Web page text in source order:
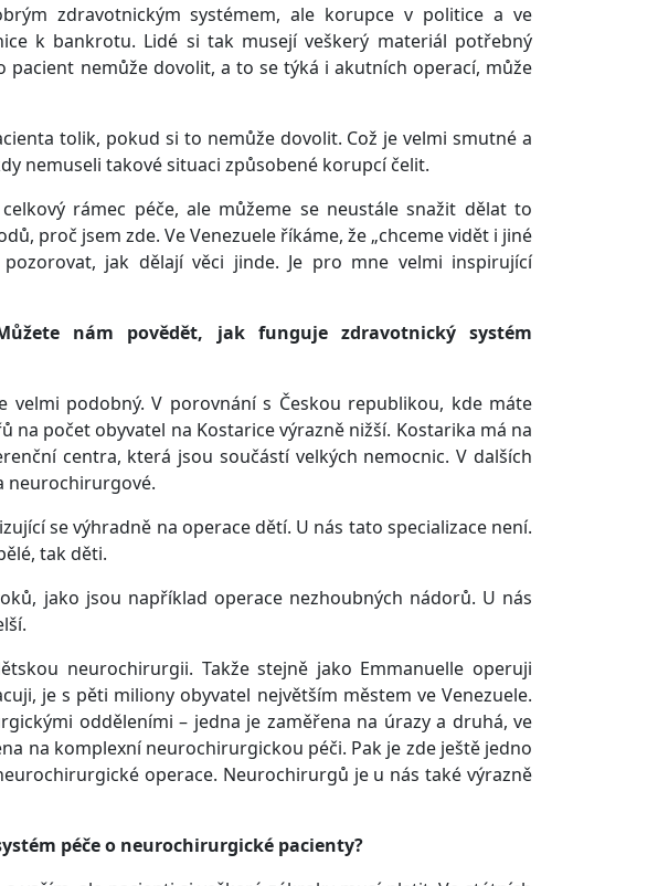
zdravotnickým systémem, ale korupce v politice a ve
k bankrotu. Lidé si tak musejí veškerý materiál potřebný
nemůže dovolit, a to se týká i akutních operací, může
tolik, pokud si to nemůže dovolit. Což je velmi smutné a
nemuseli takové situaci způsobené korupcí čelit.
rámec péče, ale můžeme se neustále snažit dělat to
proč jsem zde. Ve Venezuele říkáme, že „chceme vidět i jiné
jak dělají věci jinde. Je pro mne velmi inspirující
nám povědět, jak funguje zdravotnický systém
velmi podobný. V porovnání s Českou republikou, kde máte
počet obyvatel na Kostarice výrazně nižší. Kostarika má na
centra, která jsou součástí velkých nemocnic. V dalších
neurochirurgové.
se výhradně na operace dětí. U nás tato specializace není.
tak děti.
jako jsou například operace nezhoubných nádorů. U nás
neurochirurgii. Takže stejně jako Emmanuelle operuji
je s pěti miliony obyvatel největším městem ve Venezuele.
odděleními – jedna je zaměřena na úrazy a druhá, ve
na komplexní neurochirurgickou péči. Pak je zde ještě jedno
operace. Neurochirurgů je u nás také výrazně
péče o neurochirurgické pacienty?